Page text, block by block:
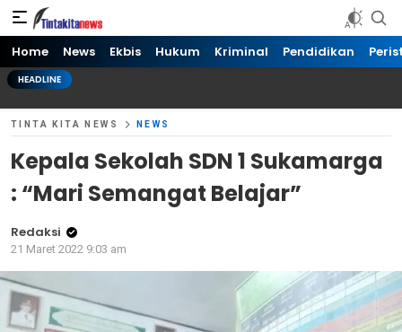
Tinta kita News
Informasi Terkini
Home News Ekbis Hukum Kriminal Pendidikan
HEADLINE
TINTA KITA NEWS NEWS
Kepala Sekolah SDN 1 Sukamarga
: “Mari Semangat Belajar”
Redaksi
21 Maret 2022 9:03 am